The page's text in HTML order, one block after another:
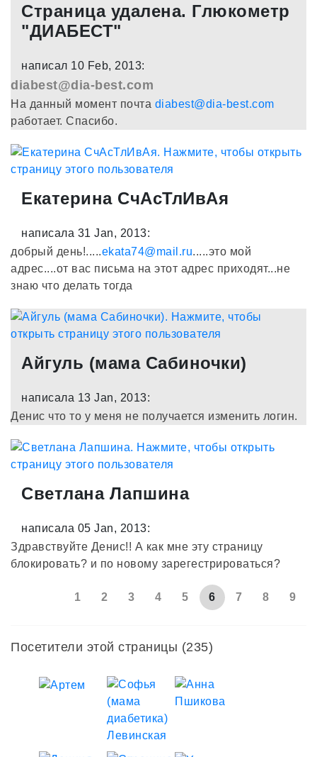
Страница удалена. Глюкометр
"ДИАБЕСТ"
написал 10 Feb, 2013:
diabest@dia-best.com
На данный момент почта diabest@dia-best.com
работает. Спасибо.
Екатерина СчАсТлИвАя
написала 31 Jan, 2013:
добрый день!.....ekata74@mail.ru.....это мой
адрес....от вас письма на этот адрес приходят...не
знаю что делать тогда
Айгуль (мама Сабиночки)
написала 13 Jan, 2013:
Денис что то у меня не получается изменить логин.
Светлана Лапшина
написала 05 Jan, 2013:
Здравствуйте Денис!! А как мне эту страницу
блокировать? и по новому зарегестрироваться?
1 2 3 4 5 6 7 8 9
Посетители этой страницы (235)